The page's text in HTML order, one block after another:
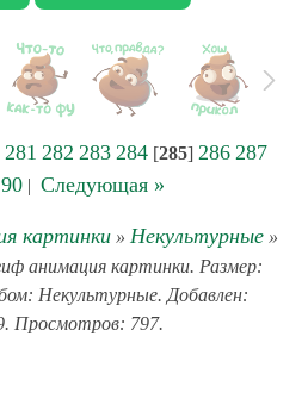
281 282 283 284[285] 286 287
| Следующая »
картинки» Некультурные»
анимация картинки. Размер:
Некультурные. Добавлен:
Просмотров: 797.